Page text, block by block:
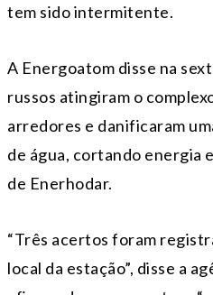
tem sido intermitente.
A Energoatom disse na
russos atingiram o
arredores e danificaram
de água, cortando energia
de Enerhodar.
“Três acertos foram
local da estação”, disse a